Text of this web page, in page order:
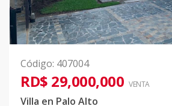
Código: 407004
RD$ 29,000,000 VENTA
Villa en Palo Alto